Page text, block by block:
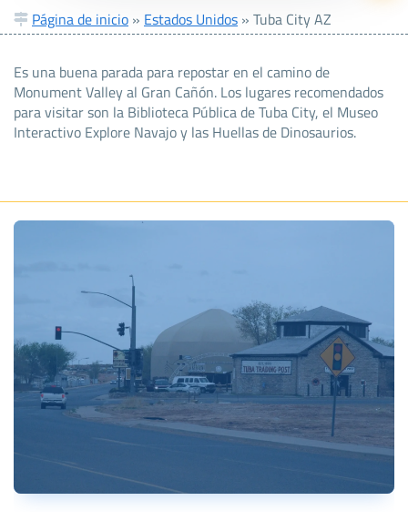
Página de inicio » Estados Unidos » Tuba City AZ
Es una buena parada para repostar en el camino de
Monument Valley al Gran Cañón. Los lugares recomendados
para visitar son la Biblioteca Pública de Tuba City, el Museo
Interactivo Explore Navajo y las Huellas de Dinosaurios.